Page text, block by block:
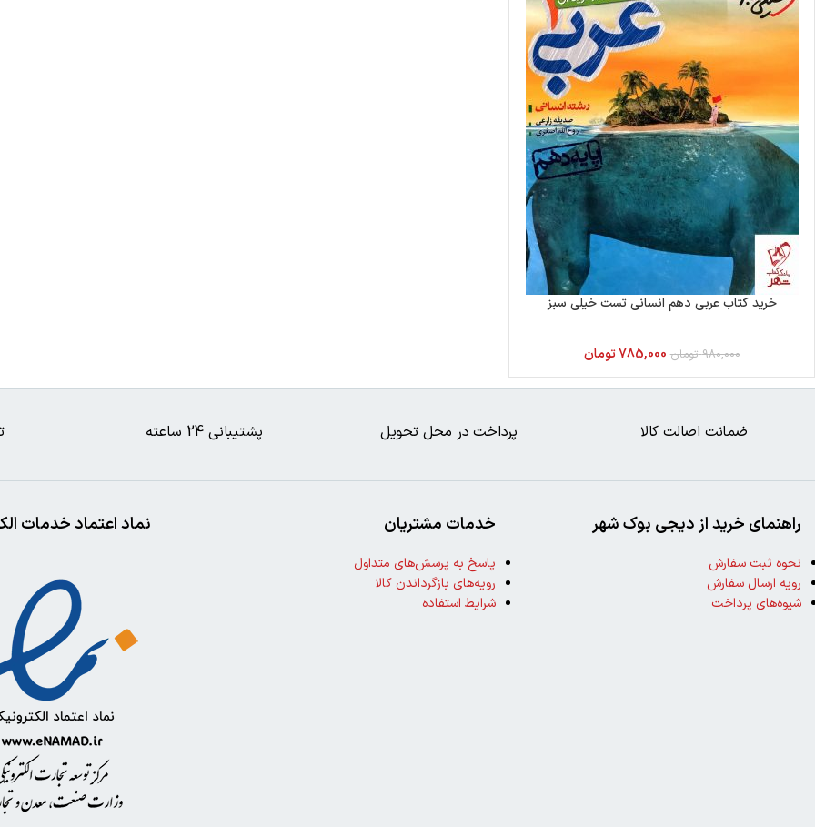
خرید کتاب عربی دهم انسانی تست خیلی سبز
980,000 تومان 785,000تومان
ضمانت اصالت کالا پرداخت در محل تحویل پشتیبانی 24 ساعته
نماد اعتماد خدمات خدمات مشتریان
پاسخ به پرسش‌های متداول
رویه‌های بازگرداندن کالا
شرایط استفاده
راهنمای خرید از دیجی بوک شهر
نحوه ثبت سفارش
رویه ارسال سفارش
شیوه‌های پرداخت